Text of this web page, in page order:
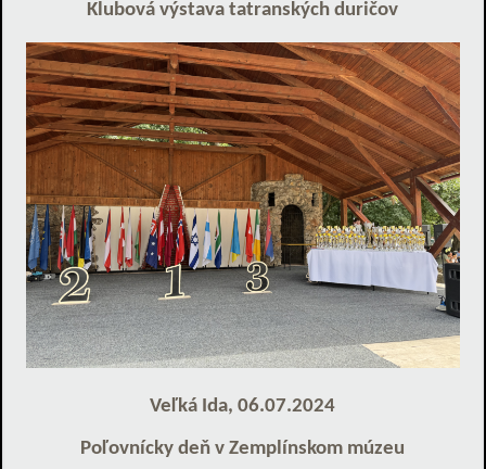
Klubová výstava tatranských duričov
Veľká Ida, 06.07.2024
Poľovnícky deň v Zemplínskom múzeu